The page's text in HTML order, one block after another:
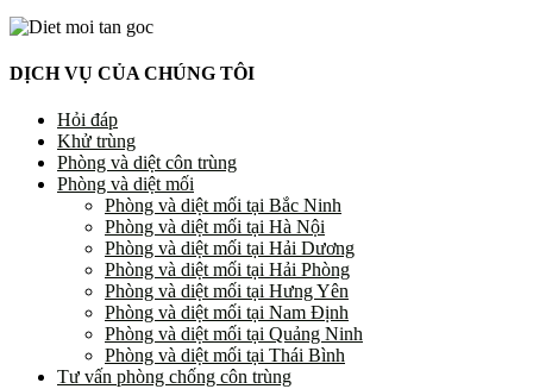
DỊCH VỤ CỦA CHÚNG TÔI
Hỏi đáp
Khử trùng
Phòng và diệt côn trùng
Phòng và diệt mối
Phòng và diệt mối tại Bắc Ninh
Phòng và diệt mối tại Hà Nội
Phòng và diệt mối tại Hải Dương
Phòng và diệt mối tại Hải Phòng
Phòng và diệt mối tại Hưng Yên
Phòng và diệt mối tại Nam Định
Phòng và diệt mối tại Quảng Ninh
Phòng và diệt mối tại Thái Bình
Tư vấn phòng chống côn trùng